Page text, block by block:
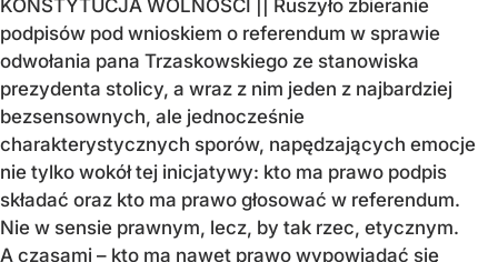
KONSTYTUCJA WOLNOŚCI || Ruszyło zbieranie
podpisów pod wnioskiem o referendum w sprawie
odwołania pana Trzaskowskiego ze stanowiska
prezydenta stolicy, a wraz z nim jeden z najbardziej
bezsensownych, ale jednocześnie
charakterystycznych sporów, napędzających emocje
nie tylko wokół tej inicjatywy: kto ma prawo podpis
składać oraz kto ma prawo głosować w referendum.
Nie w sensie prawnym, lecz, by tak rzec, etycznym.
A czasami – kto ma nawet prawo wypowiadać się